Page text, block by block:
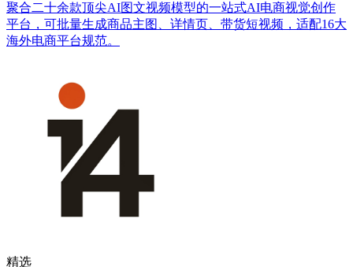
聚合二十余款顶尖AI图文视频模型的一站式AI电商视觉创作
平台，可批量生成商品主图、详情页、带货短视频，适配16大
海外电商平台规范。
精选